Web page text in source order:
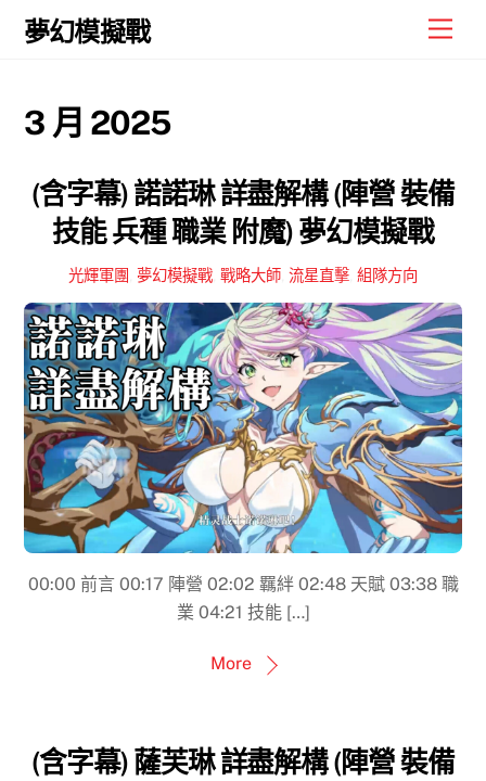
Skip
夢幻模擬戰
3 月 2025
(含字幕) 諾諾琳 詳盡解構 (陣營 裝備
技能 兵種 職業 附魔) 夢幻模擬戰
光輝軍團 夢幻模擬戰 戰略大師 流星直擊 組隊方向
00:00​ 前言 00:17 陣營 02:02 羈絆 02:48 天賦 03:38 職
業 04:21 技能 […]
More
(含字幕) 薩芙琳 詳盡解構 (陣營 裝備